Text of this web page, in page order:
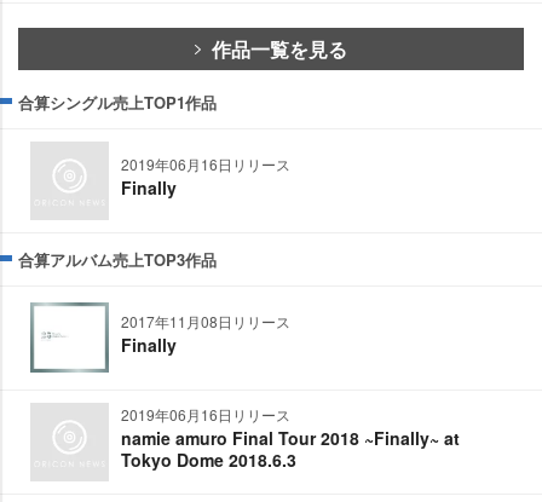
作品一覧を見る
合算シングル売上TOP1作品
2019年06月16日リリース
Finally
合算アルバム売上TOP3作品
2017年11月08日リリース
Finally
2019年06月16日リリース
namie amuro Final Tour 2018 ~Finally~ at
Tokyo Dome 2018.6.3